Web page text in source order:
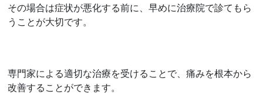
その場合は症状が悪化する前に、早めに治療院で診てもら
うことが大切です。
専門家による適切な治療を受けることで、痛みを根本から
改善することができます。